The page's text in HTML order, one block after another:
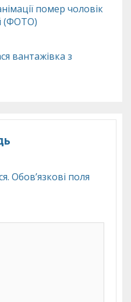
помер чоловік
(ФОТО)
вантажівка з
Обов’язкові поля